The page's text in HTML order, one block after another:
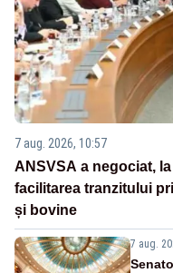
7 aug. 2026, 10:57
ANSVSA a negociat,
facilitarea tranzitului
și bovine
7 aug.